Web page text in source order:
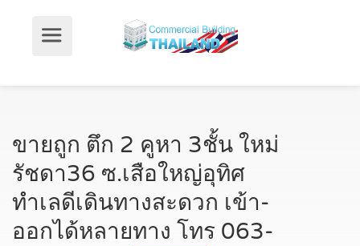
ขายถูก ตึก 2 คูหา 3ชั้น ใหม่
รัชดา36 ซ.เสือใหญ่อุทิศ
ทำเลดีเดินทางสะดวก เข้า-
ออกได้หลายทาง โทร 063-